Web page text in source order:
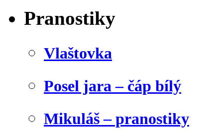
Pranostiky
Vlaštovka
Posel jara – čáp bílý
Mikuláš – pranostiky